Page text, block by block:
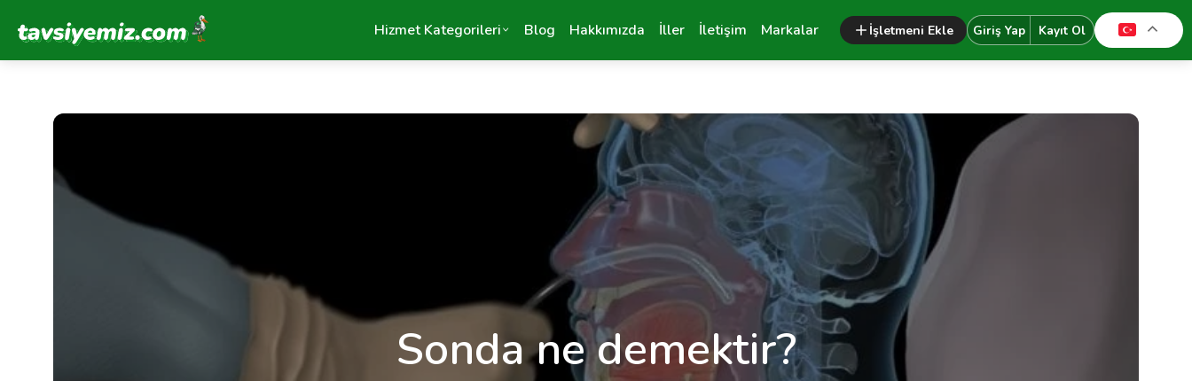
Tavsiyemiz Anasayfa Hizmet Kategorileri Blog Hakkımızda İller İletişim Markalar İşletmeni Ekle Giriş Yap Kayıt Ol
Sonda ne demektir?